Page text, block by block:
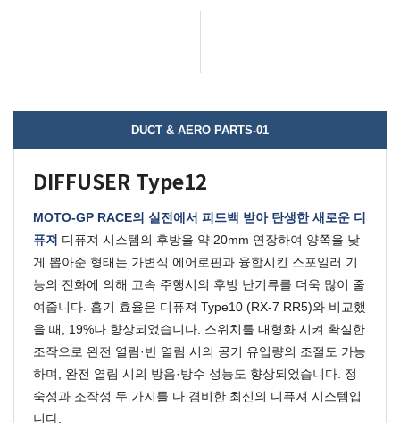
DUCT & AERO PARTS-01
DIFFUSER Type12
MOTO-GP RACE의 실전에서 피드백 받아 탄생한 새로운 디
퓨져 디퓨져 시스템의 후방을 약 20mm 연장하여 양쪽을 낮
게 뽑아준 형태는 가변식 에어로핀과 융합시킨 스포일러 기
능의 진화에 의해 고속 주행시의 후방 난기류를 더욱 많이 줄
여줍니다. 흡기 효율은 디퓨져 Type10 (RX-7 RR5)와 비교했
을 때, 19%나 향상되었습니다. 스위치를 대형화 시켜 확실한
조작으로 완전 열림·반 열림 시의 공기 유입량의 조절도 가능
하며, 완전 열림 시의 방음·방수 성능도 향상되었습니다. 정
숙성과 조작성 두 가지를 다 겸비한 최신의 디퓨져 시스템입
니다.